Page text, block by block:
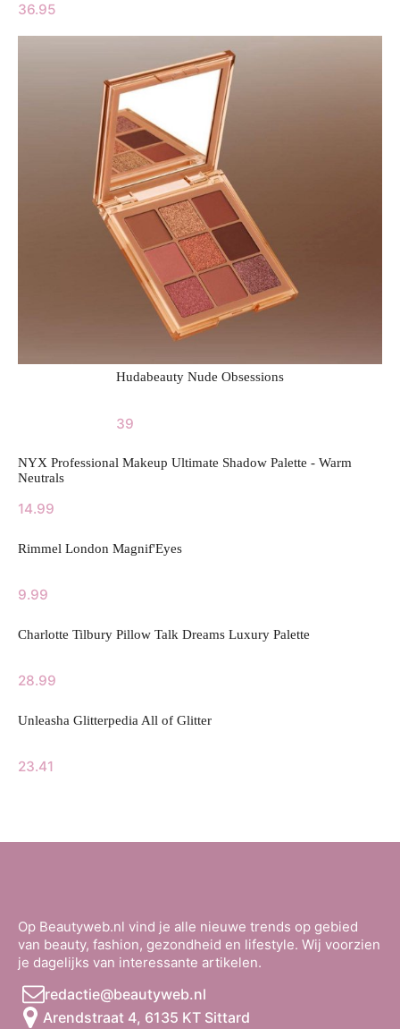
36.95
Hudabeauty Nude Obsessions
39
NYX Professional Makeup Ultimate Shadow Palette - Warm
Neutrals
14.99
Rimmel London Magnif'Eyes
9.99
Charlotte Tilbury Pillow Talk Dreams Luxury Palette
28.99
Unleasha Glitterpedia All of Glitter
23.41
Op Beautyweb.nl vind je alle nieuwe trends op gebied
van beauty, fashion, gezondheid en lifestyle. Wij voorzien
je dagelijks van interessante artikelen.
redactie@beautyweb.nl
Arendstraat 4, 6135 KT Sittard